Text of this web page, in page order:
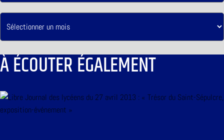
À ÉCOUTER ÉGALEMENT